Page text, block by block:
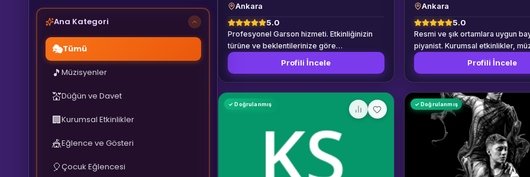
Ana Kategori
🎭Tümü
🎵 Müzisyenler
💒Düğün ve Davet
🏢Kurumsal Etkinlikler
🎪Eğlence ve Gösteri
🎈Çocuk Eğlencesi
Ankara
5.0
Profesyonel Garson hizmeti. Etkinliğinizin
türüne ve beklentilerinize göre
kişiselleştirilen çözümler. Ankara ve çevre
illerde hizmet verilmektedir. Detaylı bilgi ve
müsaitlik için teklif isteyin.
Profili İncele
Ankara
5.0
Resmi ve şık ortamlara uygun
piyanist. Kurumsal etkinlikler,
ve özel organizasyonlar için
hizmet.
Profili İncele
✓ Doğrulanmış ✓ Doğrulanmış